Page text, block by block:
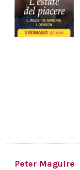
Peter Maguire